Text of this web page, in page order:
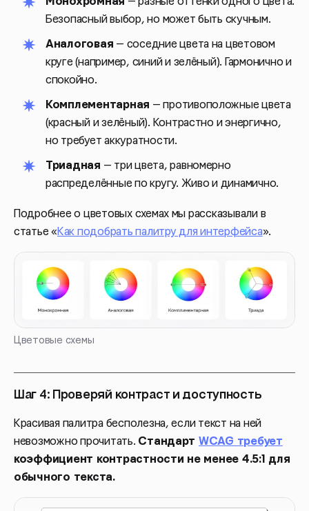
Безопасный выбор, но может быть скучным.
Аналоговая — соседние цвета на цветовом
круге (например, синий и зелёный). Гармонично и
спокойно.
Комплементарная — противоположные цвета
(красный и зелёный). Контрастно и энергично,
но требует аккуратности.
Триадная — три цвета, равномерно
распределённые по кругу. Живо и динамично.
Подробнее о цветовых схемах мы рассказывали в
статье «Как подобрать палитру для интерфейса».
Цветовые схемы
Шаг 4: Проверяй контраст и доступность
Красивая палитра бесполезна, если текст на ней
невозможно прочитать. Стандарт WCAG требует
коэффициент контрастности не менее 4.5:1 для
обычного текста.